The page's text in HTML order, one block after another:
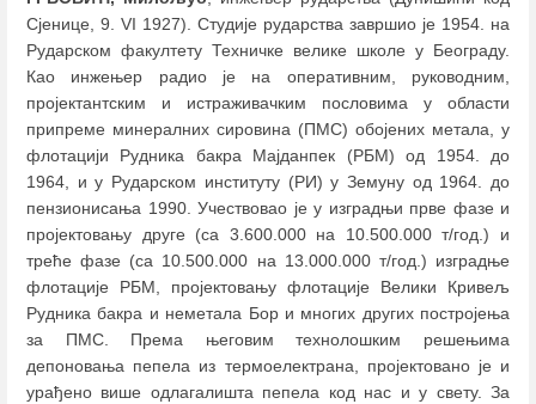
Сјенице, 9. VI 1927). Студије рударства завршио је 1954. на
Рударском факултету Техничке велике школе у Београду.
Као инжењер радио је на оперативним, руководним,
пројектантским и истраживачким пословима у области
припреме минералних сировина (ПМС) обојених метала, у
флотацији Рудника бакра Мајданпек (РБМ) од 1954. до
1964, и у Рударском институту (РИ) у Земуну од 1964. до
пензионисања 1990. Учествовао је у изградњи прве фазе и
пројектовању друге (са 3.600.000 на 10.500.000 т/год.) и
треће фазе (са 10.500.000 на 13.000.000 т/год.) изградње
флотације РБМ, пројектовању флотације Велики Кривељ
Рудника бакра и неметала Бор и многих других постројења
за ПМС. Према његовим технолошким решењима
депоновања пепела из термоелектрана, пројектовано је и
урађено више одлагалишта пепела код нас и у свету. За